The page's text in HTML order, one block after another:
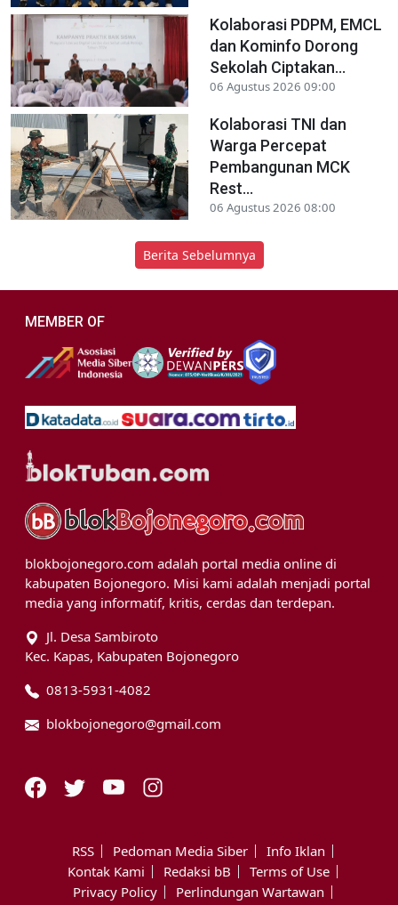
Kolaborasi PDPM, EMCL
dan Kominfo Dorong
Sekolah Ciptakan...
06 Agustus 2026 09:00
Kolaborasi TNI dan
Warga Percepat
Pembangunan MCK
Rest...
06 Agustus 2026 08:00
Berita Sebelumnya
MEMBER OF
blokbojonegoro.com adalah portal media online di
kabupaten Bojonegoro. Misi kami adalah menjadi portal
media yang informatif, kritis, cerdas dan terdepan.
Jl. Desa Sambiroto
Kec. Kapas, Kabupaten Bojonegoro
0813-5931-4082
blokbojonegoro@gmail.com
RSS Pedoman Media Siber
Info Iklan
Kontak Kami
Redaksi bB
Terms of Use
Privacy Policy
Perlindungan Wartawan